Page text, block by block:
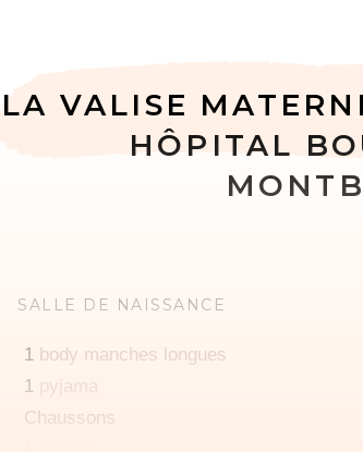
LA VALISE
HÔPITAL
SALLE DE NAISSANCE
1 body manches longues
1
Chaussons